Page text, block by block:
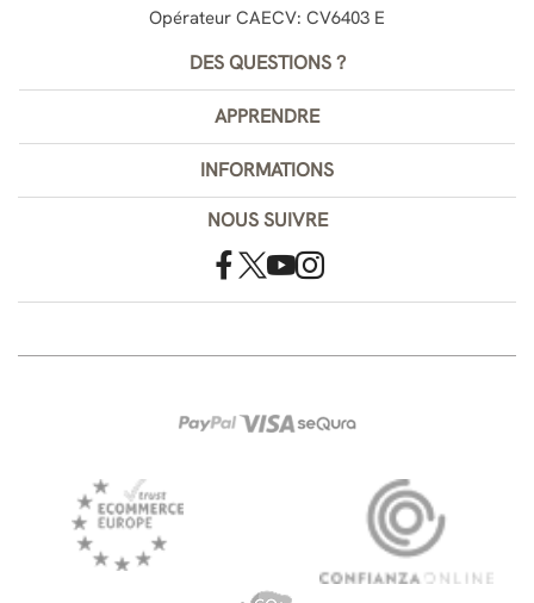
Opérateur CAECV: CV6403 E
DES QUESTIONS ?
APPRENDRE
INFORMATIONS
NOUS SUIVRE